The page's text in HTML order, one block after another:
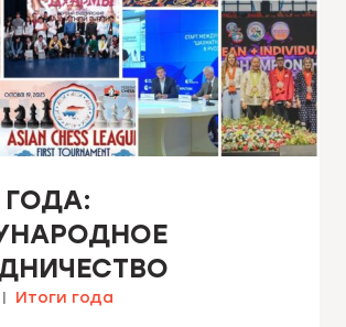
ГОДА:
Итоги года